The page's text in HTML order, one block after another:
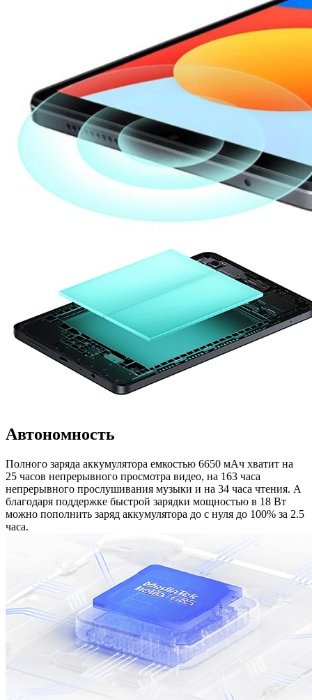
Автономность
Полного заряда аккумулятора емкостью 6650 мАч хватит на
25 часов непрерывного просмотра видео, на 163 часа
непрерывного прослушивания музыки и на 34 часа чтения. А
благодаря поддержке быстрой зарядки мощностью в 18 Вт
можно пополнить заряд аккумулятора до с нуля до 100% за 2.5
часа.